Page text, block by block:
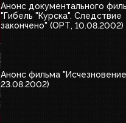
Анонс документального
"Гибель "Курска". Следствие
закончено" (ОРТ, 10.08.2002)
Анонс фильма
23.08.2002)